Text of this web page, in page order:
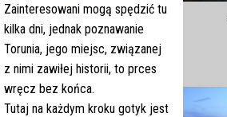
Zainteresowani mogą spędzić tu
kilka dni, jednak poznawanie
Torunia, jego miejsc, związanej
z nimi zawiłej historii, to prces
wręcz bez końca.
Tutaj na każdym kroku gotyk jest